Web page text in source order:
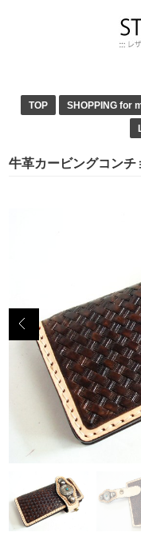
TOP SHOPPING for
牛革カービングコンチ